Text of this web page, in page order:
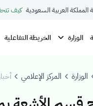
العربية السعودية كيف
الوزارة الخريطة التفاعلية
الوزارة المركز الإعلامي